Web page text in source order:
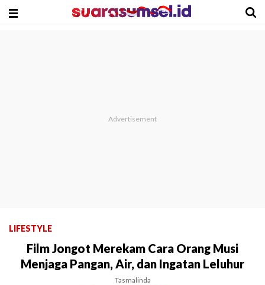
LIFESTYLE
Film Jongot Merekam Cara Orang Musi
Menjaga Pangan, Air, dan Ingatan Leluhur
Tasmalinda